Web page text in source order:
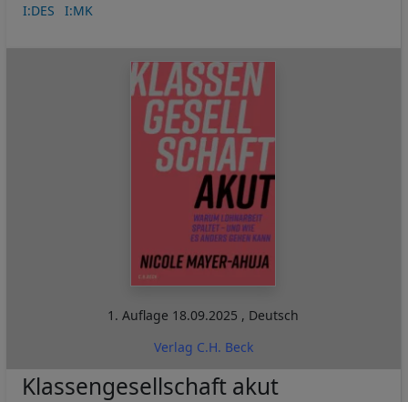
I:DES
I:MK
1. Auflage 18.09.2025 , Deutsch
Verlag C.H. Beck
Klassengesellschaft akut